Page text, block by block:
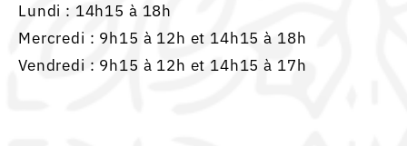
Lundi : 14h15 à 18h
Mercredi : 9h15 à 12h et 14h15 à 18h
Vendredi : 9h15 à 12h et 14h15 à 17h